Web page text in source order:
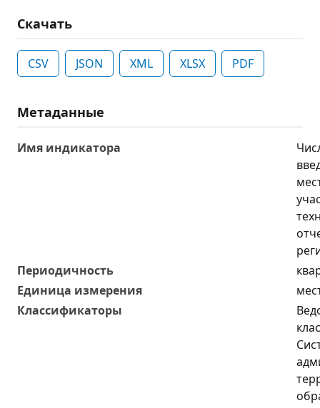
Скачать
CSV JSON XML XLSX PDF
Метаданные
Имя индикатора
Периодичность
Единица измерения
Классификаторы